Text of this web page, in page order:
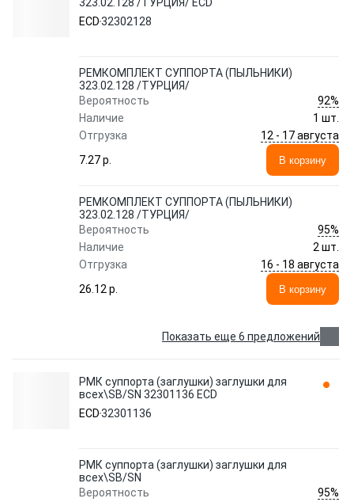
ECD32302128
РЕМКОМПЛЕКТ СУППОРТА (ПЫЛЬНИКИ)
323.02.128 /ТУРЦИЯ/
Вероятность
92%
Наличие
1 шт.
Отгрузка
12 - 17 августа
7.27 p.
В корзину
РЕМКОМПЛЕКТ СУППОРТА (ПЫЛЬНИКИ)
323.02.128 /ТУРЦИЯ/
Вероятность
95%
Наличие
2 шт.
Отгрузка
16 - 18 августа
26.12 p.
В корзину
Показать еще 6 предложений
РМК суппорта (заглушки) заглушки для
всех\SB/SN 32301136 ECD
ECD32301136
РМК суппорта (заглушки) заглушки для
всех\SB/SN
Вероятность
95%